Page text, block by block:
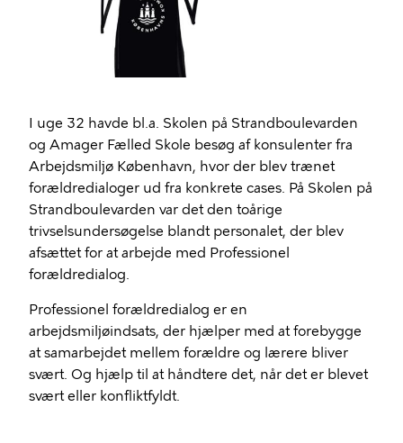
I uge 32 havde bl.a. Skolen på Strandboulevarden
og Amager Fælled Skole besøg af konsulenter fra
Arbejdsmiljø København, hvor der blev trænet
forældredialoger ud fra konkrete cases. På Skolen på
Strandboulevarden var det den toårige
trivselsundersøgelse blandt personalet, der blev
afsættet for at arbejde med Professionel
forældredialog.
Professionel forældredialog er en
arbejdsmiljøindsats, der hjælper med at forebygge
at samarbejdet mellem forældre og lærere bliver
svært. Og hjælp til at håndtere det, når det er blevet
svært eller konfliktfyldt.